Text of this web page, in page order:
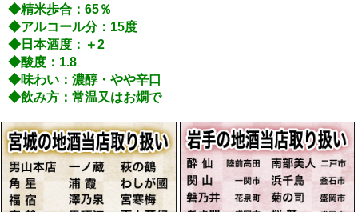
◆精米歩合：65％
◆アルコール分：15度
◆日本酒度：＋2
◆酸度：1.8
◆味わい：濃醇・やや辛口
◆飲み方：常温又はお燗で